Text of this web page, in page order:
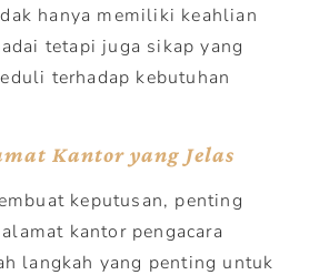
hanya memiliki keahlian
tetapi juga sikap yang
terhadap kebutuhan
Kantor yang Jelas
keputusan, penting
kantor pengacara
langkah yang penting untuk